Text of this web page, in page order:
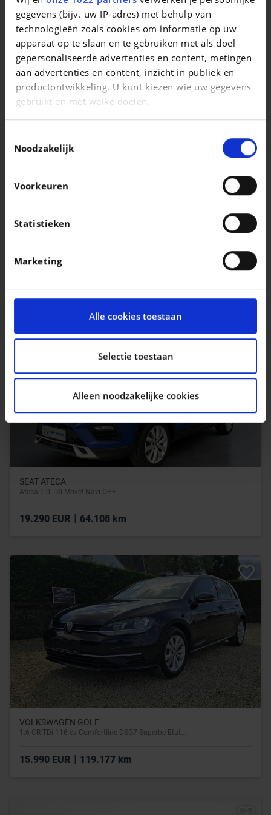
gegevens (bijv. uw IP-adres) met behulp van
technologieën zoals cookies om informatie op uw
apparaat op te slaan en te gebruiken met als doel
gepersonaliseerde advertenties en content, metingen
aan advertenties en content, inzicht in publiek en
productontwikkeling. U kunt kiezen wie uw gegevens
gebruikt en met welke doelen.
Informatie verzamelen over uw geografische
locatie, die tot een paar meter nauwkeurig kan zijn
Uw apparaat identificeren door het actief te
scannen op specifieke eigenschappen
Lees meer over hoe uw persoonlijke gegevens worden
detailgedeelte
in. U kunt uw toestemming op elk moment wijzigen of
intrekken in de Cookieverklaring.
personaliseren, om functies voor social media te
bieden en om ons websiteverkeer te analyseren. Ook
delen we informatie over uw gebruik van onze site met
onze partners voor social media, adverteren en
combineren met andere informatie die u aan ze heeft
verstrekt of die ze hebben verzameld op basis van uw
gebruik van hun services.
Noodzakelijk
Voorkeuren
Statistieken
Marketing
Alle cookies toestaan
Selectie toestaan
Alleen noodzakelijke cookies
122.499 EUR |
Pack AMG | 1.4 Essence 136cv | Boite auto | GPS | Caméra | Carplay | Led
SEAT ATECA
Ateca 1.0 TSI Move! Navi OPF
19.290 EUR | 64.108 km
VOLKSWAGEN GOLF
1.6 CR TDi 116 cv Comfortline DSG7 Superbe Etat...
15.990 EUR | 119.177 km